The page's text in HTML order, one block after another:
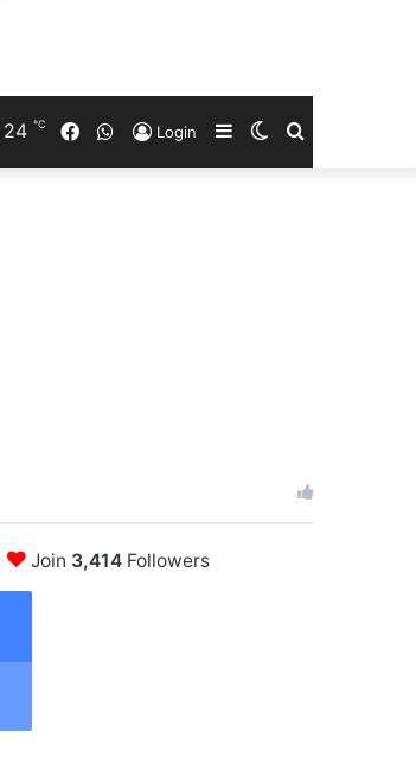
Search
Switch
Sidebar
Login
WhatsApp
Facebook
24 ℃
Join 3,414 Followers